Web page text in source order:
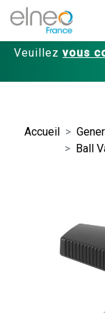
Veuillez vous
Accueil
Ball